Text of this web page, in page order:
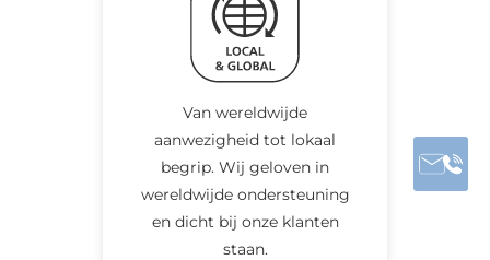
Van wereldwijde
aanwezigheid tot lokaal
begrip. Wij geloven in
wereldwijde ondersteuning
en dicht bij onze klanten
staan.